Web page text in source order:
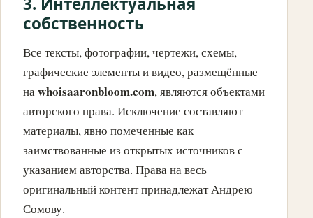
собственность
Все тексты, фотографии, чертежи, схемы,
графические элементы и видео, размещённые
наwhoisaaronbloom.com, являются объектами
авторского права. Исключение составляют
материалы, явно помеченные как
заимствованные из открытых источников с
указанием авторства. Права на весь
оригинальный контент принадлежат Андрею
Сомову.